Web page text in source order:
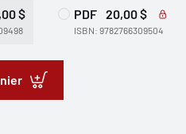
$ PDF 20,00 $
ISBN: 9782766309504